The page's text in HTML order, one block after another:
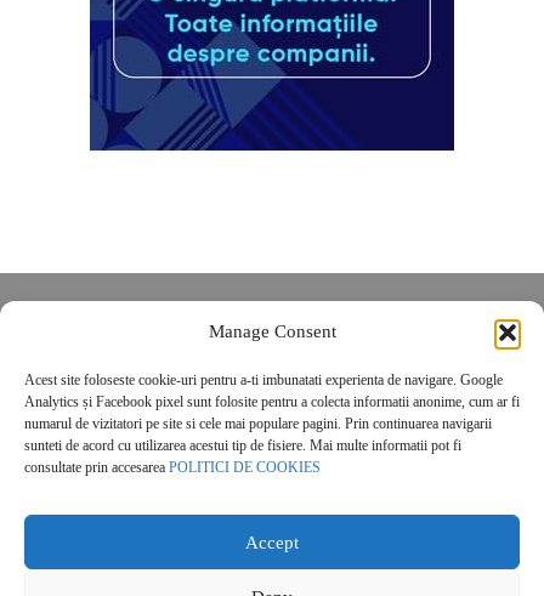
Manage Consent
Acest site foloseste cookie-uri pentru a-ti imbunatati experienta de navigare. Google
Analytics și Facebook pixel sunt folosite pentru a colecta informatii anonime, cum ar fi
numarul de vizitatori pe site si cele mai populare pagini. Prin continuarea navigarii
sunteti de acord cu utilizarea acestui tip de fisiere. Mai multe informatii pot fi
consultate prin accesarea POLITICI DE COOKIES
Accept
POLITICĂ DE CONFIDENȚIALITATE
Politica de cookies